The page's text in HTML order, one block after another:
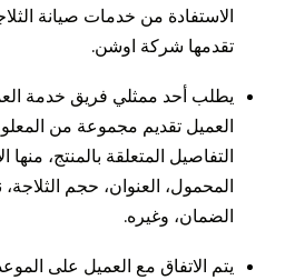
الاستفادة من خدمات صيانة
تقدمها شركة اوشن.
يطلب أحد ممثلي فريق خدمة
العميل تقديم مجموعة من
التفاصيل المتعلقة بالمنتج،
المحمول، العنوان، حجم
الضمان، وغيره.
يتم الاتفاق مع العميل على